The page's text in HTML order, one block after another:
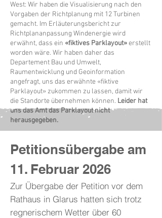
West: Wir haben die Visualisierung nach den
Vorgaben der Richtplanung mit 12 Turbinen
gemacht. Im Erläuterungsbericht zur
Richtplananpassung Windenergie wird
erwähnt, dass ein «fiktives Parklayout» erstellt
worden wäre. Wir haben daher das
Departement Bau und Umwelt,
Raumentwicklung und Geoinformation
angefragt, uns das erwähnte «fiktive
Parklayout» zukommen zu lassen, damit wir
die Standorte übernehmen können. Leider hat
uns das Amt das Parklayout nicht
herausgegeben.
Petitionsübergabe am
11. Februar 2026
Zur Übergabe der Petition vor dem
Rathaus in Glarus hatten sich trotz
regnerischem Wetter über 60